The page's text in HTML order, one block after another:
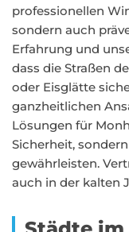
professionellen
sondern auch
Erfahrung und
dass die Straßen
oder Eisglätte
ganzheitlichen
Lösungen für
Sicherheit,
gewährleisten.
auch in der kalten